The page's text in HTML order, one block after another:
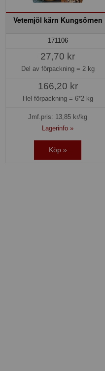
Vetemjöl kärn Kungsörnen
171106
27,70 kr
Del av förpackning = 2 kg
166,20 kr
Hel förpackning = 6*2 kg
Jmf.pris: 13,85 kr/kg
Lagerinfo »
Köp »